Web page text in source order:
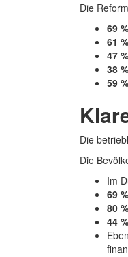
Die
69 %
61 %
47 %
38 %
59 %
Die
Die
Im
69 %
80 %
44 %